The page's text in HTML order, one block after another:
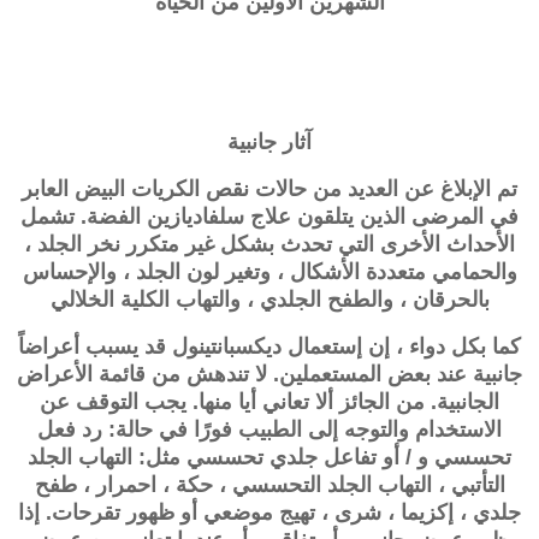
آثار جانبية
تم الإبلاغ عن العديد من حالات نقص الكريات البيض العابر
في المرضى الذين يتلقون علاج سلفاديازين الفضة. تشمل
الأحداث الأخرى التي تحدث بشكل غير متكرر نخر الجلد ،
والحمامي متعددة الأشكال ، وتغير لون الجلد ، والإحساس
بالحرقان ، والطفح الجلدي ، والتهاب الكلية الخلالي
كما بكل دواء ، إن إستعمال ديكسبانتينول قد يسبب أعراضاً
جانبية عند بعض المستعملين. لا تندهش من قائمة الأعراض
الجانبية. من الجائز ألا تعاني أيا منها. يجب التوقف عن
الاستخدام والتوجه إلى الطبيب فورًا في حالة: رد فعل
تحسسي و / أو تفاعل جلدي تحسسي مثل: التهاب الجلد
التأتبي ، التهاب الجلد التحسسي ، حكة ، احمرار ، طفح
جلدي ، إكزيما ، شرى ، تهيج موضعي أو ظهور تقرحات. إذا